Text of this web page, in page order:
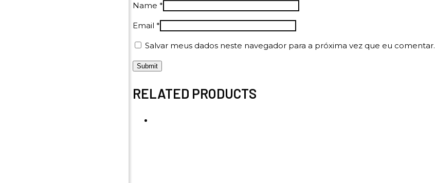
Name *
Email *
Salvar meus dados neste navegador para a próxima vez que eu comentar.
RELATED PRODUCTS